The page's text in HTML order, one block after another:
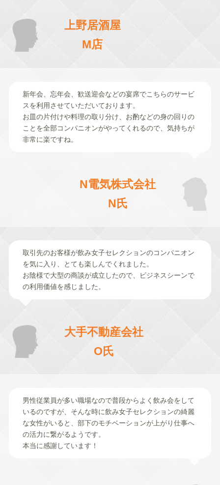
上野居酒屋
M店
新年会、忘年会、歓送迎会などの宴席でこちらのサービ
スを利用させていただいております。
お皿の片付けや料理の取り分け、お酌などの身の回りの
ことを全部コンパニオンがやってくれるので、気持ちが
非常に楽ですね。
N電気株式会社
N氏
大手不動産会社
O氏
取引先のお客様が飲み女子セレクションのコンパニオン
を気に入り、とても楽しんでくれました。
お陰様で大型の商談が成立したので、ビジネスシーンで
の利用価値を感じました。
男性従業員が多い職場なので普段からよく飲み会をして
いるのですが、そんな時に飲み女子セレクションの綺麗
な女性がいると、部下のモチベーションが上がり仕事へ
の活力に繋がるようです。
本当に感謝しています！